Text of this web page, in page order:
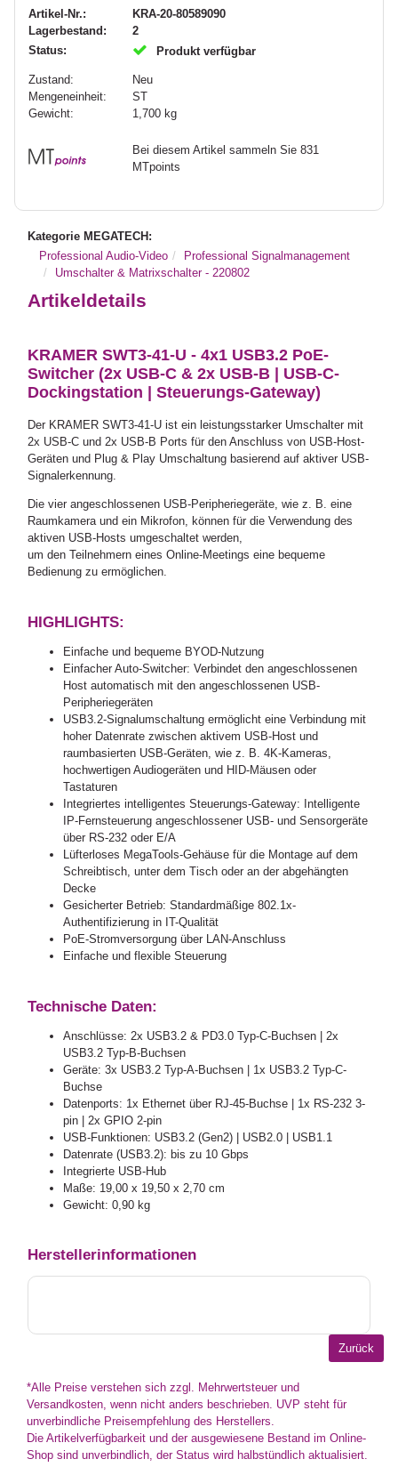
Artikel-Nr.:
KRA-20-80589090
Lagerbestand:
2
Status:
Produkt verfügbar
Zustand:
Neu
Mengeneinheit:
ST
Gewicht:
1,700kg
Bei diesem Artikel sammeln Sie 831
MTpoints
Kategorie MEGATECH:
Professional Audio-Video
Professional Signalmanagement
Umschalter & Matrixschalter - 220802
Artikeldetails
KRAMER SWT3-41-U - 4x1 USB3.2 PoE-
Switcher (2x USB-C & 2x USB-B | USB-C-
Dockingstation | Steuerungs-Gateway)
Der KRAMER SWT3-41-U ist ein leistungsstarker Umschalter mit
2x USB-C und 2x USB-B Ports für den Anschluss von USB-Host-
Geräten und Plug & Play Umschaltung basierend auf aktiver USB-
Signalerkennung.
Die vier angeschlossenen USB-Peripheriegeräte, wie z. B. eine
Raumkamera und ein Mikrofon, können für die Verwendung des
aktiven USB-Hosts umgeschaltet werden,
um den Teilnehmern eines Online-Meetings eine bequeme
Bedienung zu ermöglichen.
HIGHLIGHTS:
Einfache und bequeme BYOD-Nutzung
Einfacher Auto-Switcher: Verbindet den angeschlossenen
Host automatisch mit den angeschlossenen USB-
Peripheriegeräten
USB3.2-Signalumschaltung ermöglicht eine Verbindung mit
hoher Datenrate zwischen aktivem USB-Host und
raumbasierten USB-Geräten, wie z. B. 4K-Kameras,
hochwertigen Audiogeräten und HID-Mäusen oder
Tastaturen
Integriertes intelligentes Steuerungs-Gateway: Intelligente
IP-Fernsteuerung angeschlossener USB- und Sensorgeräte
über RS-232 oder E/A
Lüfterloses MegaTools-Gehäuse für die Montage auf dem
Schreibtisch, unter dem Tisch oder an der abgehängten
Decke
Gesicherter Betrieb: Standardmäßige 802.1x-
Authentifizierung in IT-Qualität
PoE-Stromversorgung über LAN-Anschluss
Einfache und flexible Steuerung
Technische Daten:
Anschlüsse: 2x USB3.2 & PD3.0 Typ-C-Buchsen | 2x
USB3.2 Typ-B-Buchsen
Geräte: 3x USB3.2 Typ-A-Buchsen | 1x USB3.2 Typ-C-
Buchse
Datenports: 1x Ethernet über RJ-45-Buchse | 1x RS-232 3-
pin | 2x GPIO 2-pin
USB-Funktionen: USB3.2 (Gen2) | USB2.0 | USB1.1
Datenrate (USB3.2): bis zu 10 Gbps
Integrierte USB-Hub
Maße: 19,00 x 19,50 x 2,70 cm
Gewicht: 0,90 kg
Herstellerinformationen
*Alle Preise verstehen sich zzgl. Mehrwertsteuer und
Versandkosten, wenn nicht anders beschrieben. UVP steht für
unverbindliche Preisempfehlung des Herstellers.
Die Artikelverfügbarkeit und der ausgewiesene Bestand im Online-
Shop sind unverbindlich, der Status wird halbstündlich aktualisiert.